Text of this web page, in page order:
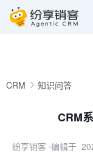
CRM 知识问答
CRM
纷享销客 ⋅编辑于